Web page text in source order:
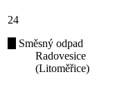
24
Směsný odpad
Radovesice
(Litoměřice)